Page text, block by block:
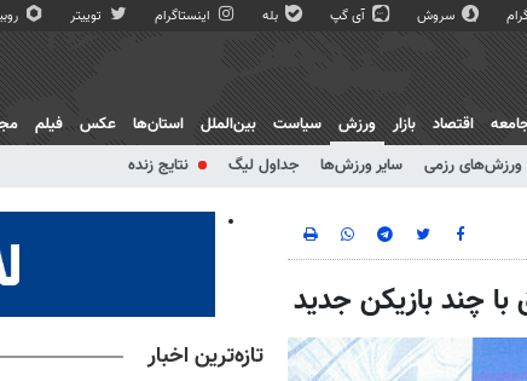
سروش آی گپ بله اینستاگرام توییتر
اقتصاد بازار
ورزش
ورزش‌های رزمی سایر ورزش‌ها جداول لیگ نتایج زنده
سیاست بین‌الملل استان‌ها عکس فیلم
با چند بازیکن جدید
تازه‌ترین اخبار